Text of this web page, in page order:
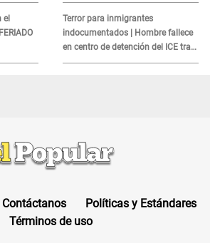
el
es?
Terror para inmigrantes
indocumentados | Hombre fallece
en centro de detención del ICE tras
sufrir una "emergencia médica"
Contáctanos
Políticas y Estándares
Términos de uso